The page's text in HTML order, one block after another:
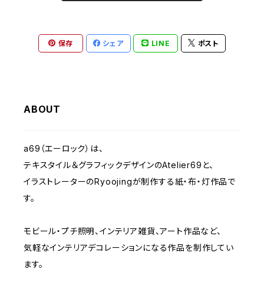
保存 シェア LINE ポスト
ABOUT
a69（エーロック）は、
テキスタイル＆グラフィックデザインのAtelier69と、
イラストレーターのRyoojingが制作する紙・布・灯作品で
す。
モビール・プチ照明、インテリア雑貨、アート作品など、
気軽なインテリアデコレーションになる作品を制作してい
ます。